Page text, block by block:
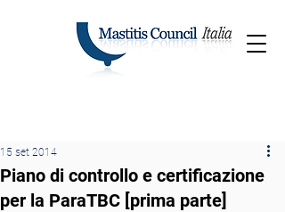
Piano di controllo e certificazione
per la ParaTBC [prima parte]
15 set 2014